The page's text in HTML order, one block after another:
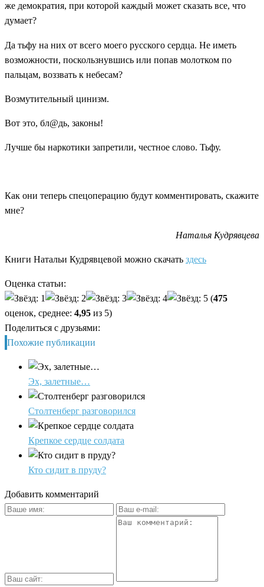
же демократия, при которой каждый может сказать все, что
думает?
Да тьфу на них от всего моего русского сердца. Не иметь
возможности, поскользнувшись или попав молотком по
пальцам, воззвать к небесам?
Возмутительный цинизм.
Вот это, бл@дь, законы!
Лучше бы наркотики запретили, честное слово. Тьфу.
Как они теперь спецоперацию будут комментировать, скажите
мне?
Наталья Кудрявцева
Книги Натальи Кудрявцевой можно скачать здесь
Оценка статьи:
(475
оценок, среднее: 4,95 из 5)
Поделиться с друзьями:
Похожие публикации
Эх, залетные…
Столтенберг разговорился
Крепкое сердце солдата
Кто сидит в пруду?
Добавить комментарий